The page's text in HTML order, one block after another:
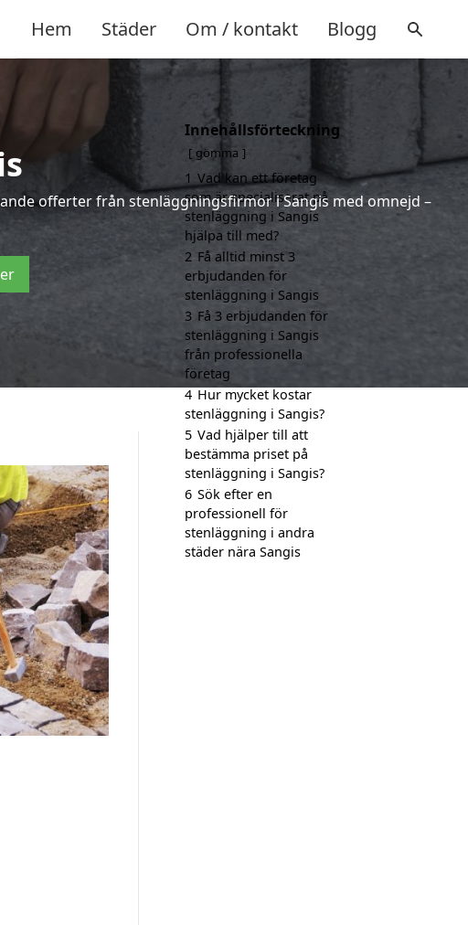
Hem Städer Om / kontakt Blogg
offerter från stenläggningsfirmor i Sangis med omnejd –
Innehållsförteckning
gömma
1 Vad kan ett företag
som är specialiserat på
stenläggning i Sangis
hjälpa till med?
2 Få alltid minst 3
erbjudanden för
stenläggning i Sangis
3 Få 3 erbjudanden för
stenläggning i Sangis
från professionella
företag
4 Hur mycket kostar
stenläggning i Sangis?
5 Vad hjälper till att
bestämma priset på
stenläggning i Sangis?
6 Sök efter en
professionell för
stenläggning i andra
städer nära Sangis